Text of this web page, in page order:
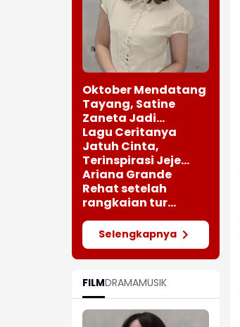
Oktober Mendatang
Tayang, Satine
Zaneta Jadi
Pemeran Utama Film
Siti Si Vampir
Lagu Ceritanya
Jatuh Cinta,
Terinspirasi Jeje
saat Bertemu
Perempuan Cantik
Ariana Grande
Rehat setelah
rangkaian tur
"Eternal Sunshine"
Selengkapnya
FILMDRAMAMUSIK